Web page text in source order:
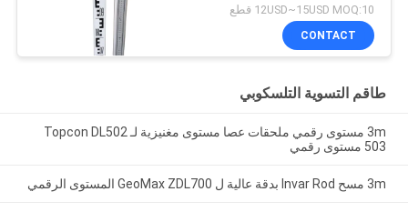
12USD~15USD MOQ:10 قطع
CONTACT
طاقم التسوية التلسكوبي
3m مستوى رقمي ملحقات عصا مستوى مغنيزية لـ Topcon DL502
503 مستوى رقمي
3m مسح Invar Rod بدقة عالية ل GeoMax ZDL700 المستوى الرقمي